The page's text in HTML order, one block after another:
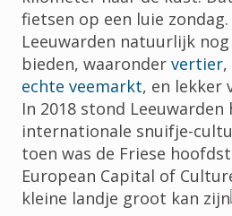
fietsen op een luie
Leeuwarden natuurlijk
bieden, waaronder vertier,
echte veemarkt, en lekker
In 2018 stond Leeuwarden
internationale snuifje-
toen was de Friese
European Capital of
kleine landje groot kan zijn